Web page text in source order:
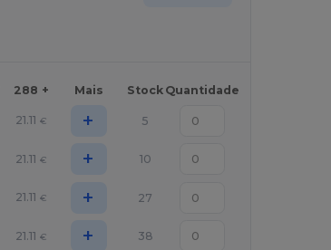
288 + Mais Stock Quantidade
21.11 € + 5
21.11 € + 10
21.11 € + 27
21.11 € + 38